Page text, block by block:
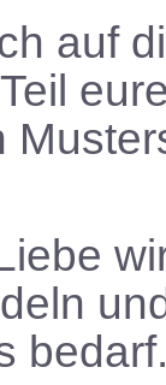
auf